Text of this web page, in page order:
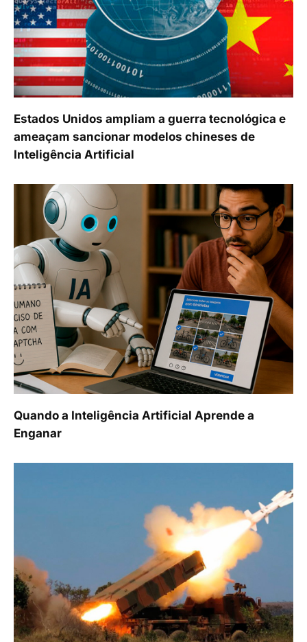
Estados Unidos ampliam a guerra tecnológica e
ameaçam sancionar modelos chineses de
Inteligência Artificial
Quando a Inteligência Artificial Aprende a
Enganar